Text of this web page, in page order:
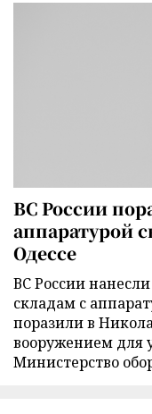
ВС России
аппаратурой
Одессе
ВС России
складам с
поразили в
вооружением для
Министерство